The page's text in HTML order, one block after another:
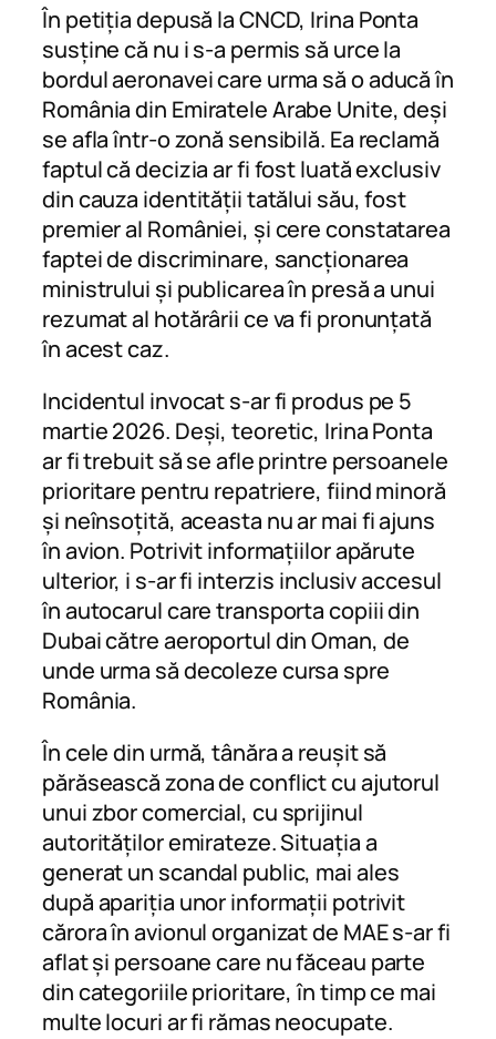
În petiția depusă la CNCD, Irina Ponta
susține că nu i s-a permis să urce la
bordul aeronavei care urma să o aducă în
România din Emiratele Arabe Unite, deși
se afla într-o zonă sensibilă. Ea reclamă
faptul că decizia ar fi fost luată exclusiv
din cauza identității tatălui său, fost
premier al României, și cere constatarea
faptei de discriminare, sancționarea
ministrului și publicarea în presă a unui
rezumat al hotărârii ce va fi pronunțată
în acest caz.
Incidentul invocat s-ar fi produs pe 5
martie 2026. Deși, teoretic, Irina Ponta
ar fi trebuit să se afle printre persoanele
prioritare pentru repatriere, fiind minoră
și neînsoțită, aceasta nu ar mai fi ajuns
în avion. Potrivit informațiilor apărute
ulterior, i s-ar fi interzis inclusiv accesul
în autocarul care transporta copiii din
Dubai către aeroportul din Oman, de
unde urma să decoleze cursa spre
România.
În cele din urmă, tânăra a reușit să
părăsească zona de conflict cu ajutorul
unui zbor comercial, cu sprijinul
autorităților emirateze. Situația a
generat un scandal public, mai ales
după apariția unor informații potrivit
cărora în avionul organizat de MAE s-ar fi
aflat și persoane care nu făceau parte
din categoriile prioritare, în timp ce mai
multe locuri ar fi rămas neocupate.